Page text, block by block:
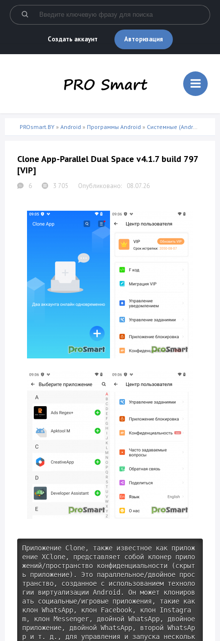
Создать аккаунт Авторизация
PROsmart.BY » Android » Программы Android » Системные (Android)
Clone App-Parallel Dual Space v4.1.7 build 797
[VIP]
08.07.26
6 3 705
Приложение Clone, также известное как прилож
ение XClone, представляет собой клонер прило
жений/пространство конфиденциальности (скрыт
ь приложение). Это параллельное/двойное прос
транство, созданное с использованием техноло
гии виртуализации Android. Он может клониров
ать социальные/игровые приложения, такие как
клон WhatsApp, клон Facebook, клон Instagra
m, клон Messenger, двойной WhatsApp, двойное
приложение, двойной WhatsApp, второй WhatsAp
p и т. д., для управления и запуска нескольк